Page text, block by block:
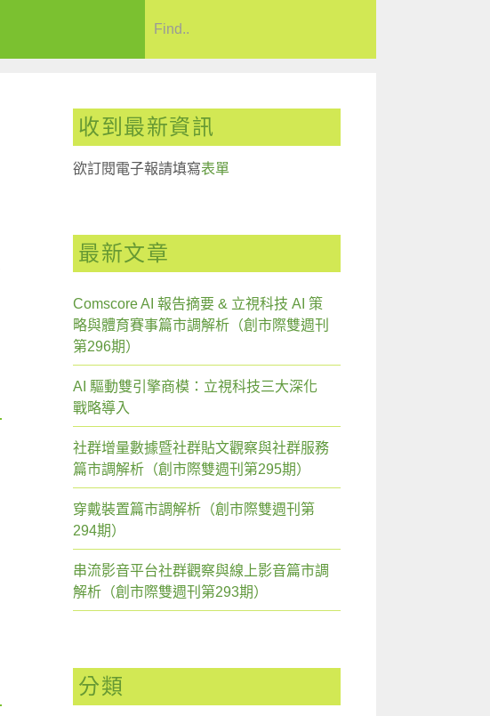
收到最新資訊
欲訂閱電子報請填寫表單
最新文章
Comscore AI 報告摘要 & 立視科技 AI 策
略與體育賽事篇市調解析（創市際雙週刊
第296期）
AI 驅動雙引擎商模：立視科技三大深化
戰略導入
社群增量數據暨社群貼文觀察與社群服務
篇市調解析（創市際雙週刊第295期）
穿戴裝置篇市調解析（創市際雙週刊第
294期）
串流影音平台社群觀察與線上影音篇市調
解析（創市際雙週刊第293期）
分類